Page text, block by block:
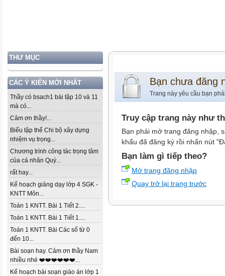
THƯ MỤC
CÁC Ý KIẾN MỚI NHẤT
Thầy có bsach1 bài tập 10 và 11
mà có...
Cảm ơn thầy!...
Biểu tập thể Chi bộ xây dựng
nhiệm vụ trọng...
Chương trình công tác trọng tâm
của cá nhân Quý...
rất hay...
Kế hoạch giảng dạy lớp 4 SGK -
KNTT Môn...
Toán 1 KNTT. Bài 1 Tiết 2....
Toán 1 KNTT. Bài 1 Tiết 1....
Toán 1 KNTT. Bài Các số từ 0
đến 10...
Bài soạn hay. Cảm ơn thầy Nam
nhiều nhé ❤️❤️❤️❤️❤️❤️...
Kế hoạch bài soạn giáo án lớp 1
Bạn chưa đăng
Trang này yêu cầu bạn
Truy cập trang này như
Bạn phải mở trang đăng nhập,
khẩu đã đăng ký rồi nhấn nút
Bạn làm gì tiếp theo?
Mở trang đăng nhập
Quay trở lại trang trước